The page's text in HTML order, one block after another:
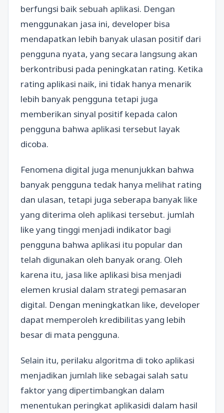
berfungsi baik sebuah aplikasi. Dengan
menggunakan jasa ini, developer bisa
mendapatkan lebih banyak ulasan positif dari
pengguna nyata, yang secara langsung akan
berkontribusi pada peningkatan rating. Ketika
rating aplikasi naik, ini tidak hanya menarik
lebih banyak pengguna tetapi juga
memberikan sinyal positif kepada calon
pengguna bahwa aplikasi tersebut layak
dicoba.
Fenomena digital juga menunjukkan bahwa
banyak pengguna tedak hanya melihat rating
dan ulasan, tetapi juga seberapa banyak like
yang diterima oleh aplikasi tersebut. jumlah
like yang tinggi menjadi indikator bagi
pengguna bahwa aplikasi itu popular dan
telah digunakan oleh banyak orang. Oleh
karena itu, jasa like aplikasi bisa menjadi
elemen krusial dalam strategi pemasaran
digital. Dengan meningkatkan like, developer
dapat memperoleh kredibilitas yang lebih
besar di mata pengguna.
Selain itu, perilaku algoritma di toko aplikasi
menjadikan jumlah like sebagai salah satu
faktor yang dipertimbangkan dalam
menentukan peringkat aplikasidi dalam hasil